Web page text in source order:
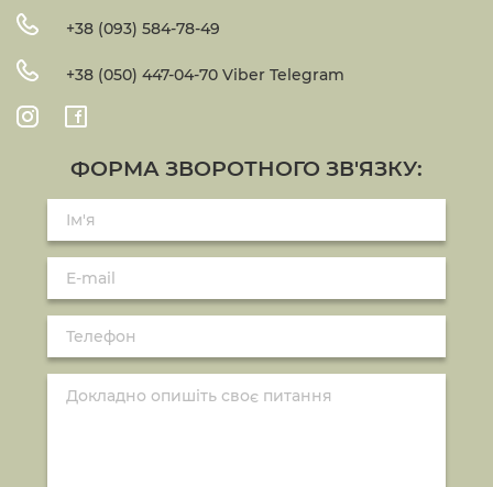
+38 (093) 584-78-49
+38 (050) 447-04-70 Viber Telegram
ФОРМА ЗВОРОТНОГО ЗВ'ЯЗКУ: